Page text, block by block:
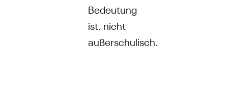
Bedeutung
ist. nicht
außerschulisch.